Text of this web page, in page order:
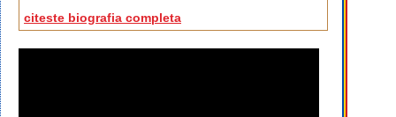
citeste biografia completa